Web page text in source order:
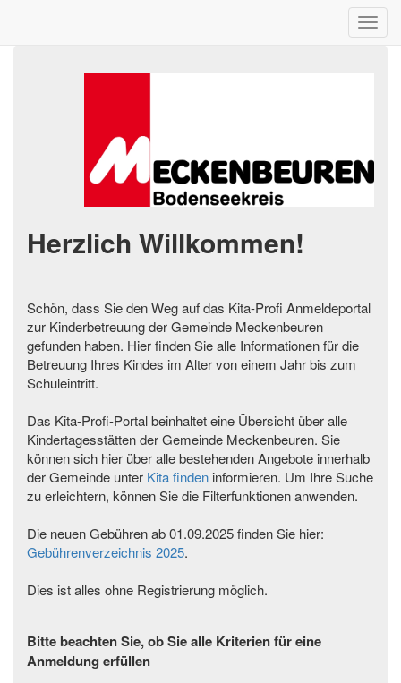
Herzlich Willkommen!
Schön, dass Sie den Weg auf das Kita-Profi Anmeldeportal
zur Kinderbetreuung der Gemeinde Meckenbeuren
gefunden haben. Hier finden Sie alle Informationen für die
Betreuung Ihres Kindes im Alter von einem Jahr bis zum
Schuleintritt.
Das Kita-Profi-Portal beinhaltet eine Übersicht über alle
Kindertagesstätten der Gemeinde Meckenbeuren. Sie
können sich hier über alle bestehenden Angebote innerhalb
der Gemeinde unter Kita finden informieren. Um Ihre Suche
zu erleichtern, können Sie die Filterfunktionen anwenden.
Die neuen Gebühren ab 01.09.2025 finden Sie hier:
Gebührenverzeichnis 2025.
Dies ist alles ohne Registrierung möglich.
Bitte beachten Sie, ob Sie alle Kriterien für eine
Anmeldung erfüllen